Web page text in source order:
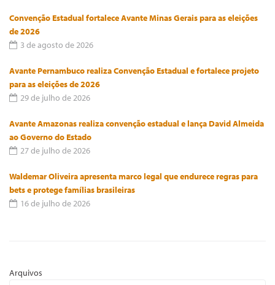
Convenção Estadual fortalece Avante Minas Gerais para as eleições
de 2026
3 de agosto de 2026
Avante Pernambuco realiza Convenção Estadual e fortalece projeto
para as eleições de 2026
29 de julho de 2026
Avante Amazonas realiza convenção estadual e lança David Almeida
ao Governo do Estado
27 de julho de 2026
Waldemar Oliveira apresenta marco legal que endurece regras para
bets e protege famílias brasileiras
16 de julho de 2026
Arquivos